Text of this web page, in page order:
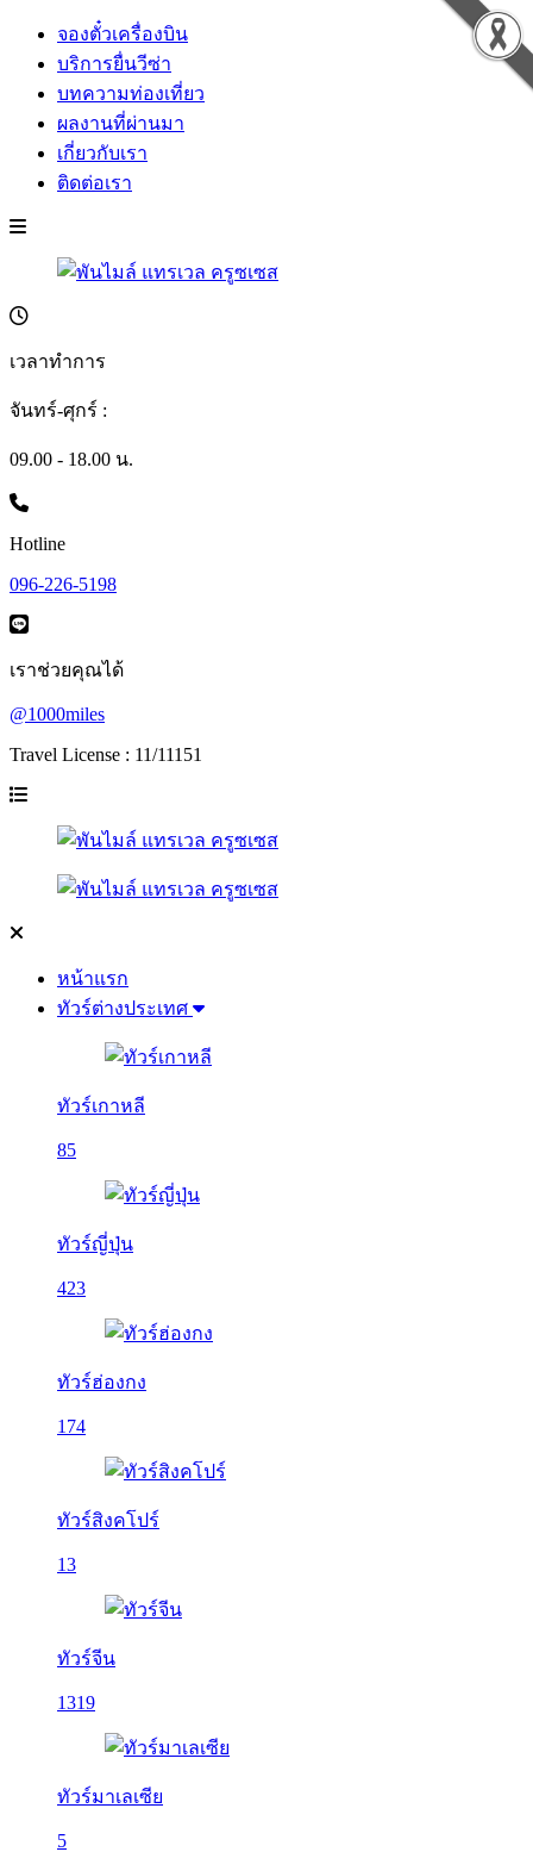
จองตั๋วเครื่องบิน
บริการยื่นวีซ่า
บทความท่องเที่ยว
ผลงานที่ผ่านมา
เกี่ยวกับเรา
ติดต่อเรา
เวลาทำการ
จันทร์-ศุกร์ :
09.00 - 18.00 น.
Hotline
096-226-5198
เราช่วยคุณได้
@1000miles
Travel License : 11/11151
หน้าแรก
ทัวร์ต่างประเทศ
ทัวร์เกาหลี
85
ทัวร์ญี่ปุ่น
423
ทัวร์ฮ่องกง
174
ทัวร์สิงคโปร์
13
ทัวร์จีน
1319
ทัวร์มาเลเซีย
5